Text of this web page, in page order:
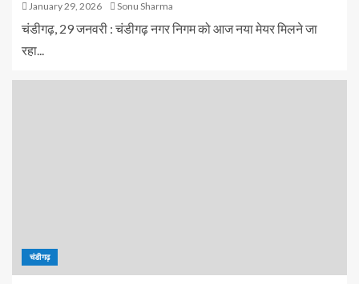
January 29, 2026 Sonu Sharma
चंडीगढ़, 29 जनवरी : चंडीगढ़ नगर निगम को आज नया मेयर मिलने जा
रहा...
चंडीगढ़